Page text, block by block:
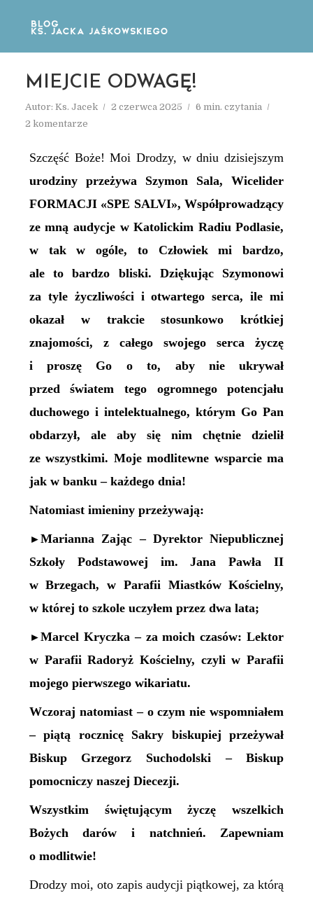
MIEJCIE ODWAGĘ!
Autor: Ks. Jacek 2 czerwca 2025
6 min. czytania
2 komentarze
Szczęść Boże! Moi Drodzy, w dniu dzisiejszym
urodziny przeżywa Szymon Sala, Wicelider
FORMACJI «SPE SALVI», Współprowadzący
ze mną audycje w Katolickim Radiu Podlasie,
w tak w ogóle, to Człowiek mi bardzo,
ale to bardzo bliski. Dziękując Szymonowi
za tyle życzliwości i otwartego serca, ile mi
okazał w trakcie stosunkowo krótkiej
znajomości, z całego swojego serca życzę
i proszę Go o to, aby nie ukrywał
przed światem tego ogromnego potencjału
duchowego i intelektualnego, którym Go Pan
obdarzył, ale aby się nim chętnie dzielił
ze wszystkimi. Moje modlitewne wsparcie ma
jak w banku – każdego dnia!
Natomiast imieniny przeżywają:
►Marianna Zając – Dyrektor Niepublicznej
Szkoły Podstawowej im. Jana Pawła II
w Brzegach, w Parafii Miastków Kościelny,
w której to szkole uczyłem przez dwa lata;
►Marcel Kryczka – za moich czasów: Lektor
w Parafii Radoryż Kościelny, czyli w Parafii
mojego pierwszego wikariatu.
Wczoraj natomiast – o czym nie wspomniałem
– piątą rocznicę Sakry biskupiej przeżywał
Biskup Grzegorz Suchodolski – Biskup
pomocniczy naszej Diecezji.
Wszystkim świętującym życzę wszelkich
Bożych darów i natchnień. Zapewniam
o modlitwie!
Drodzy moi, oto zapis audycji piątkowej, za którą